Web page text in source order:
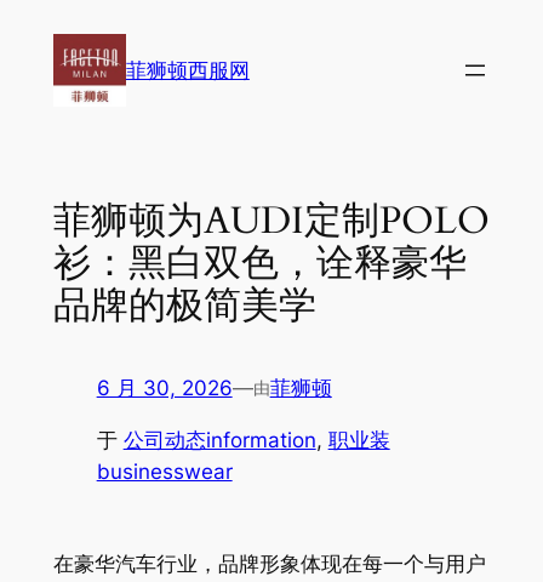
菲狮顿西服网
菲狮顿为AUDI定制POLO
衫：黑白双色，诠释豪华
品牌的极简美学
6 月 30, 2026—由菲狮顿
于 公司动态information, 职业装
businesswear
在豪华汽车行业，品牌形象体现在每一个与用户